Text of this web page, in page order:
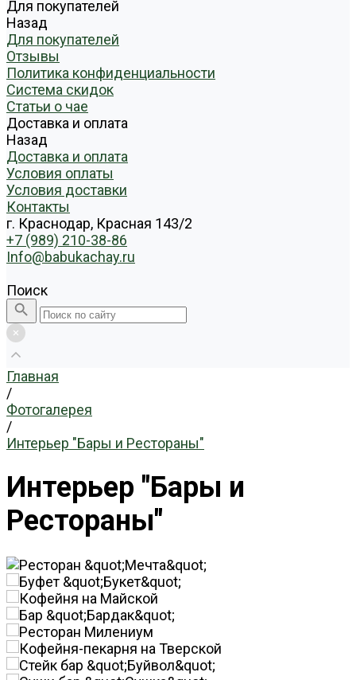
Для покупателей
Назад
Для покупателей
Отзывы
Политика конфиденциальности
Система скидок
Статьи о чае
Доставка и оплата
Назад
Доставка и оплата
Условия оплаты
Условия доставки
Контакты
г. Краснодар, Красная 143/2
+7 (989) 210-38-86
Info@babukachay.ru
Поиск
Главная
/
Фотогалерея
/
Интерьер "Бары и Рестораны"
Интерьер "Бары и
Рестораны"